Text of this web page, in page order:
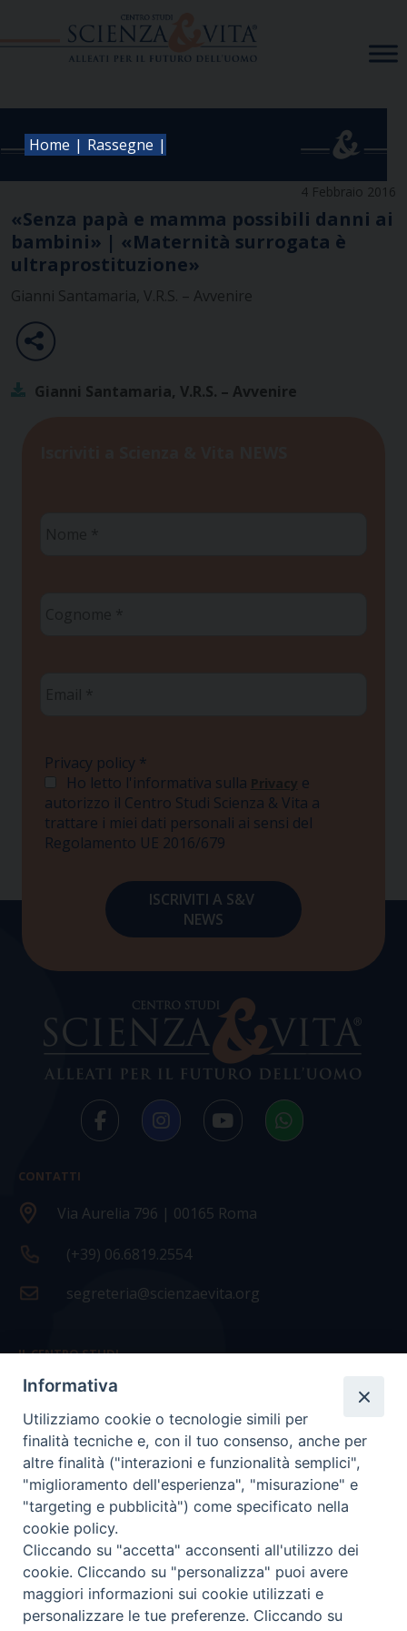
Home | Rassegne |
4 Febbraio 2016
«Senza papà e mamma possibili danni ai
bambini» | «Maternità surrogata è
ultraprostituzione»
Gianni Santamaria, V.R.S. – Avvenire
Gianni Santamaria, V.R.S. – Avvenire
Privacy policy *
Ho letto l'informativa sulla Privacy e
autorizzo il Centro Studi Scienza & Vita a
trattare i miei dati personali ai sensi del
Regolamento UE 2016/679
CONTATTI
Via Aurelia 796 | 00165 Roma
(+39) 06.6819.2554
segreteria@scienzaevita.org
IL CENTRO STUDI
La nostra storia
Statuto
Presidenza e ufficio presidenza
Consiglio scientifico
Coordinamento nazionale
Informativa
Utilizziamo cookie o tecnologie simili per
finalità tecniche e, con il tuo consenso, anche per
altre finalità ("interazioni e funzionalità semplici",
"miglioramento dell'esperienza", "misurazione" e
"targeting e pubblicità") come specificato nella
cookie policy.
Cliccando su "accetta" acconsenti all'utilizzo dei
cookie. Cliccando su "personalizza" puoi avere
maggiori informazioni sui cookie utilizzati e
personalizzare le tue preferenze. Cliccando su